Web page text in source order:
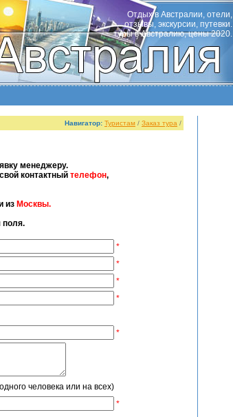
Отдых в Австралии, отели,
отзывы, экскурсии, путевки.
туры в Австралию, цены 2020.
Навигатор: Туристам / Заказ тура /
менеджеру.
контактный телефон,
из Москвы.
поля.
*
*
*
*
*
человека или на всех)
*